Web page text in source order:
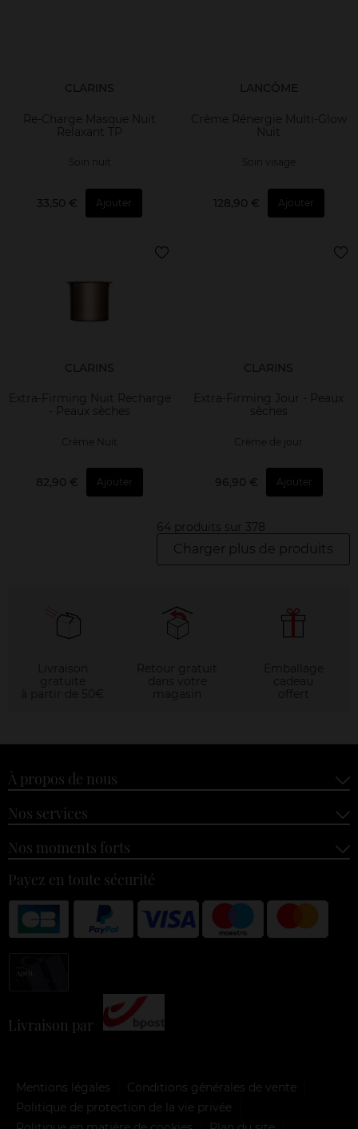
CLARINS
Re-Charge Masque Nuit
Relaxant TP
Soin nuit
33,50 € Ajouter
LANCÔME
Crème Rénergie Multi-Glow
Nuit
Soin visage
128,90 € Ajouter
CLARINS
Extra-Firming Nuit Recharge
- Peaux sèches
Crème Nuit
82,90 € Ajouter
CLARINS
Extra-Firming Jour - Peaux
sèches
Crème de jour
96,90 € Ajouter
64 produits sur 378
Charger plus de produits
À propos de nous
Nos services
Nos moments forts
Payez en toute sécurité
Livraison par
Mentions légales
Conditions générales de vente
Politique de protection de la vie privée